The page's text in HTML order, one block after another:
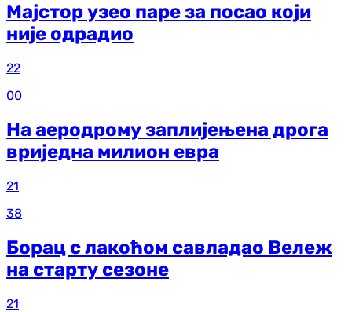
Мајстор узео паре за посао који
није одрадио
22
00
На аеродрому заплијењена дрога
вриједна милион евра
21
38
Борац с лакоћом савладао Вележ
на старту сезоне
21